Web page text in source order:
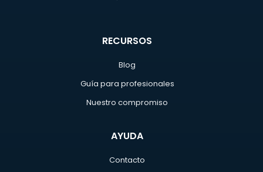
RECURSOS
Blog
Guía para profesionales
Nuestro compromiso
AYUDA
Contacto